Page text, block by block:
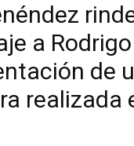
a
de
realizada